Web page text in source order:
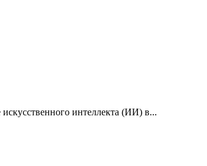
интеллекта (ИИ) в...